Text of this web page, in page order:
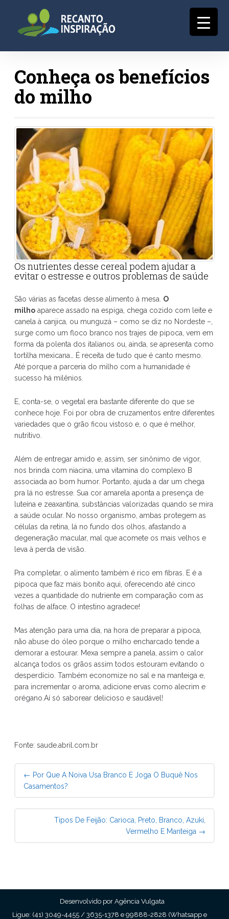
Conheça os benefícios
do milho
Os nutrientes desse cereal podem ajudar a
evitar o estresse e outros problemas de saúde
São várias as facetas desse alimento à mesa. O
milhoaparece assado na espiga, chega cozido com leite e
canela à canjica, ou munguzá – como se diz no Nordeste –,
surge como um floco branco nos trajes de pipoca, vem em
forma da polenta dos italianos ou, ainda, se apresenta como
tortilha mexicana… É receita de tudo que é canto mesmo.
Até porque a parceria do milho com a humanidade é
sucesso há milênios.
E, conta-se, o vegetal era bastante diferente do que se
conhece hoje. Foi por obra de cruzamentos entre diferentes
variedades que o grão ficou vistoso e, o que é melhor,
nutritivo.
Além de entregar amido e, assim, ser sinônimo de vigor,
nos brinda com niacina, uma vitamina do complexo B
associada ao bom humor. Portanto, ajuda a dar um chega
pra lá no estresse. Sua cor amarela aponta a presença de
luteína e zeaxantina, substâncias valorizadas quando se mira
a saúde ocular. No nosso organismo, ambas protegem as
células da retina, lá no fundo dos olhos, afastando a
degeneração macular, mal que acomete os mais velhos e
leva à perda de visão.
Pra completar, o alimento também é rico em fibras. E é a
pipoca que faz mais bonito aqui, oferecendo até cinco
vezes a quantidade do nutriente em comparação com as
folhas de alface. O intestino agradece!
Mas atenção para uma dia, na hora de preparar a pipoca,
não abuse do óleo porque o milho encharcado tende a
demorar a estourar. Mexa sempre a panela, assim o calor
alcança todos os grãos assim todos estouram evitando o
desperdício. Também economize no sal e na manteiga e,
para incrementar o aroma, adicione ervas como alecrim e
orégano.Aí só saborear delicioso e saudável!
Fonte: saude.abril.com.br
Post
navigation
← Por Que A Noiva Usa Branco E Joga O Buquê Nos
Casamentos?
Tipos De Feijão: Carioca, Preto, Branco, Azuki,
Vermelho E Manteiga →
Desenvolvido por Agência Vulgata
Ligue: (41) 3049-4455 / 3635-1378 e 99888-2828 (Whatsapp e